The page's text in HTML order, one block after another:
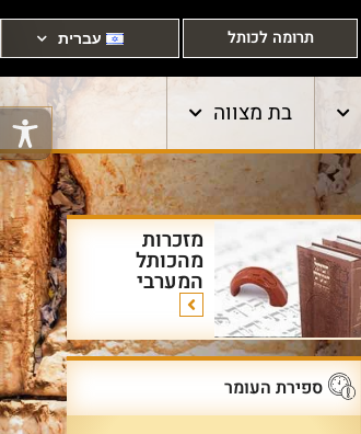
תרומה לכותל עברית
בת מצווה
מזכרות
מהכותל
המערבי
ספירת העומר